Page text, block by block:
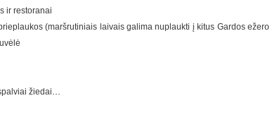
ir restoranai
(maršrutiniais laivais galima nuplaukti į kitus Gardos ežero
žiedai